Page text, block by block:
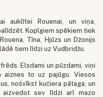
auklītei Rouenai, un viņa,
Kopīgiem spēkiem tiek
Tīna, Hjūzs un Džonijs
tiem līdzi uz Vudbridžu.
Elsdami un pūzdami, viņi
aiznes to uz pajūgu. Viesos
nošvīkst kučiera pātaga, un
aizvedot sev līdzi arī mazo